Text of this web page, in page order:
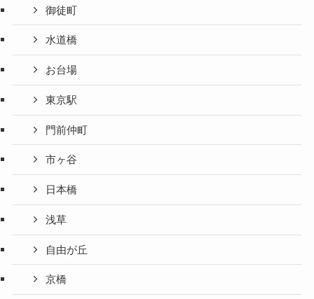
御徒町
水道橋
お台場
東京駅
門前仲町
市ヶ谷
日本橋
浅草
自由が丘
京橋